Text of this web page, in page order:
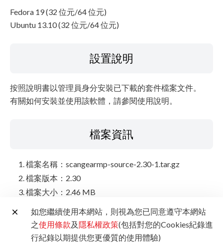
Fedora 19 (32 位元/64 位元)
Ubuntu 13.10 (32 位元/64 位元)
設置說明
按照說明書以管理員身分安裝已下載的套件檔案文件。
有關如何安裝並使用該軟體，請參閱使用說明。
檔案資訊
檔案名稱：scangearmp-source-2.30-1.tar.gz
檔案版本：2.30
檔案大小：2.46 MB
免責聲明
如您繼續使用本網站，則視為您已同意遵守本網站
之使用條款及隱私權政策(包括對您的Cookies紀錄進
行紀錄以期提供您更優質的使用體驗)